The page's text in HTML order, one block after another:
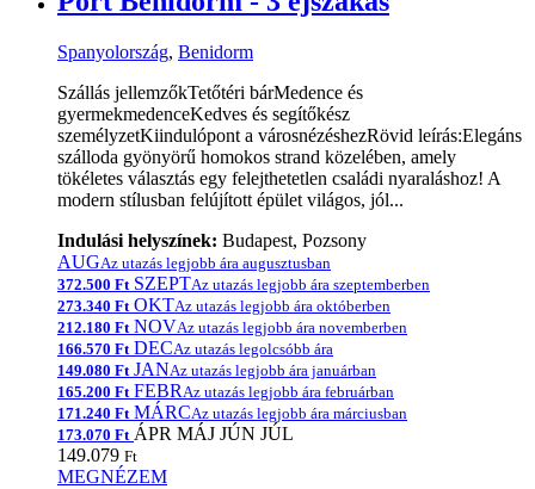
Spanyolország, Benidorm
Szállás jellemzőkTetőtéri bárMedence és
gyermekmedenceKedves és segítőkész
személyzetKiindulópont a városnézéshezRövid leírás:Elegáns
szálloda gyönyörű homokos strand közelében, amely
tökéletes választás egy felejthetetlen családi nyaraláshoz! A
modern stílusban felújított épület világos, jól...
Indulási helyszínek: Budapest, Pozsony
AUGAz utazás legjobb ára augusztusban
372.500 Ft SZEPTAz utazás legjobb ára szeptemberben
273.340 Ft OKTAz utazás legjobb ára októberben
212.180 Ft NOVAz utazás legjobb ára novemberben
166.570 Ft DECAz utazás legolcsóbb ára
149.080 Ft JANAz utazás legjobb ára januárban
165.200 Ft FEBRAz utazás legjobb ára februárban
171.240 Ft MÁRCAz utazás legjobb ára márciusban
173.070 Ft ÁPR MÁJ JÚN JÚL
149.079 Ft
MEGNÉZEM